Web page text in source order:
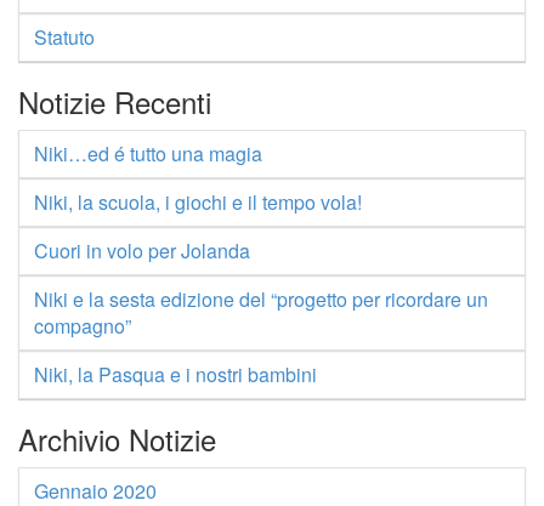
Statuto
Notizie Recenti
Niki…ed é tutto una magia
Niki, la scuola, i giochi e il tempo vola!
Cuori in volo per Jolanda
Niki e la sesta edizione del “progetto per ricordare un
compagno”
Niki, la Pasqua e i nostri bambini
Archivio Notizie
Gennaio 2020